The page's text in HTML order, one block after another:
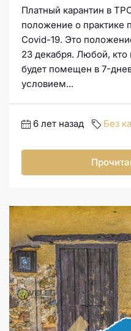
Платный карантин в
положение о практике
Covid-19. Это
23 декабря. Любой, кто
будет помещен в 7-
условием...
6 лет назад Без